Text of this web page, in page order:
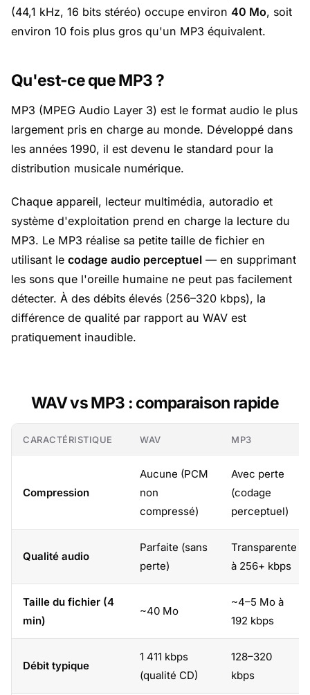
(44,1 kHz, 16 bits stéréo) occupe environ 40 Mo, soit
environ 10 fois plus gros qu'un MP3 équivalent.
Qu'est-ce que MP3 ?
MP3 (MPEG Audio Layer 3) est le format audio le plus
largement pris en charge au monde. Développé dans
les années 1990, il est devenu le standard pour la
distribution musicale numérique.
Chaque appareil, lecteur multimédia, autoradio et
système d'exploitation prend en charge la lecture du
MP3. Le MP3 réalise sa petite taille de fichier en
utilisant le codage audio perceptuel — en supprimant
les sons que l'oreille humaine ne peut pas facilement
détecter. À des débits élevés (256–320 kbps), la
différence de qualité par rapport au WAV est
pratiquement inaudible.
WAV vs MP3 : comparaison rapide
CARACTÉRISTIQUE WAV MP3
Compression
Aucune (PCM
non
compressé)
Avec perte
(codage
perceptuel)
Qualité audio
Parfaite (sans
perte)
Transparente
à 256+ kbps
Taille du fichier (4
min)
~40 Mo
~4–5 Mo à
192 kbps
Débit typique
1 411 kbps
(qualité CD)
128–320
kbps